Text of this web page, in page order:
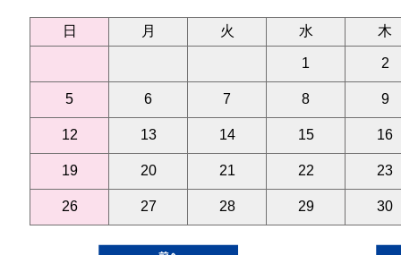
日 月 火 水 木
1 2
5 6 7 8 9
12 13 14 15 16
19 20 21 22 23
26 27 28 29 30